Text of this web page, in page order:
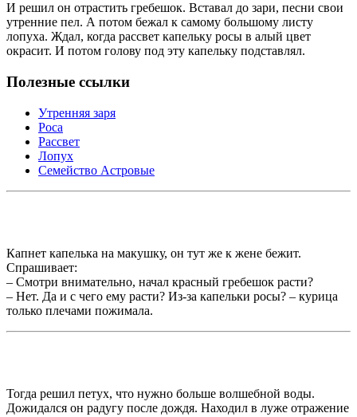
И решил он отрастить гребешок. Вставал до зари, песни свои
утренние пел. А потом бежал к самому большому листу
лопуха. Ждал, когда рассвет капельку росы в алый цвет
окрасит. И потом голову под эту капельку подставлял.
Полезные ссылки
Утренняя заря
Роса
Рассвет
Лопух
Семейство Астровые
Капнет капелька на макушку, он тут же к жене бежит.
Спрашивает:
– Смотри внимательно, начал красный гребешок расти?
– Нет. Да и с чего ему расти? Из-за капельки росы? – курица
только плечами пожимала.
Тогда решил петух, что нужно больше волшебной воды.
Дожидался он радугу после дождя. Находил в луже отражение